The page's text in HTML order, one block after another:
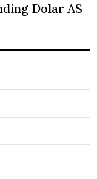
Dolar AS